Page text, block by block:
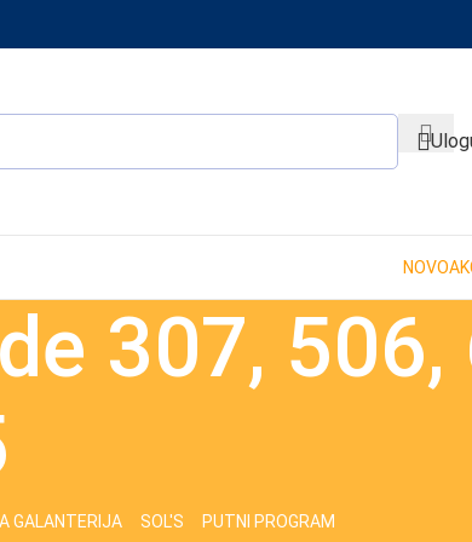
When
NOVO
307, 506,
GALANTERIJA SOL'S PUTNI PROGRAM